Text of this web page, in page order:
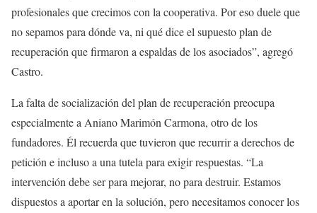
profesionales que crecimos con la cooperativa. Por eso duele que
no sepamos para dónde va, ni qué dice el supuesto plan de
recuperación que firmaron a espaldas de los asociados”, agregó
Castro.
La falta de socialización del plan de recuperación preocupa
especialmente a Aniano Marimón Carmona, otro de los
fundadores. Él recuerda que tuvieron que recurrir a derechos de
petición e incluso a una tutela para exigir respuestas. “La
intervención debe ser para mejorar, no para destruir. Estamos
dispuestos a aportar en la solución, pero necesitamos conocer los